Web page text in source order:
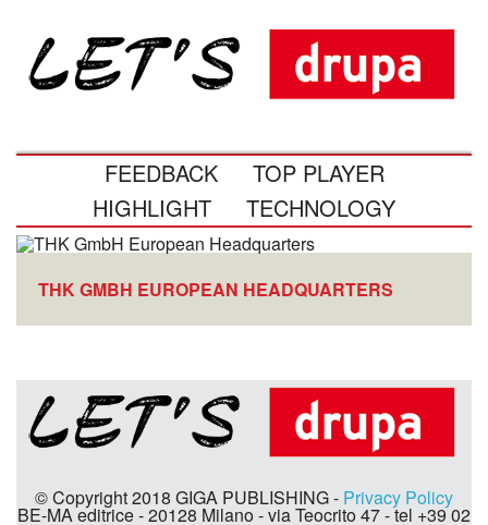
FEEDBACK
TOP PLAYER
HIGHLIGHT
TECHNOLOGY
THK GMBH EUROPEAN HEADQUARTERS
© Copyright 2018 GIGA PUBLISHING - Privacy Policy
BE-MA editrice - 20128 Milano - via Teocrito 47 - tel +39 02